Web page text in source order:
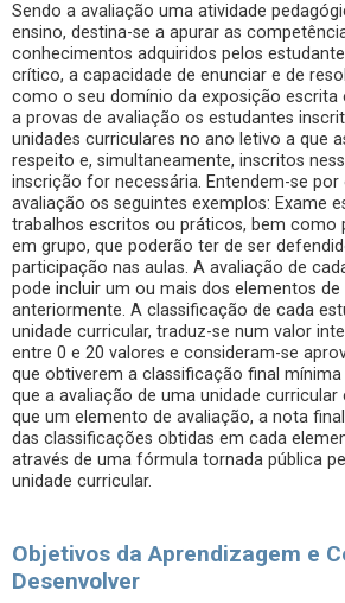
Sendo a avaliação uma atividade
ensino, destina-se a apurar as
conhecimentos adquiridos pelos
crítico, a capacidade de enunciar e de
como o seu domínio da exposição escrita
a provas de avaliação os estudantes
unidades curriculares no ano letivo a que
respeito e, simultaneamente, inscritos
inscrição for necessária. Entendem-se por
avaliação os seguintes exemplos: Exame
trabalhos escritos ou práticos, bem como
em grupo, que poderão ter de ser
participação nas aulas. A avaliação de
pode incluir um ou mais dos elementos
anteriormente. A classificação de cada
unidade curricular, traduz-se num valor
entre 0 e 20 valores e consideram-se
que obtiverem a classificação final mínima
que a avaliação de uma unidade
que um elemento de avaliação, a nota
das classificações obtidas em cada
através de uma fórmula tornada pública
unidade curricular.
Objetivos da Aprendizagem e
Desenvolver